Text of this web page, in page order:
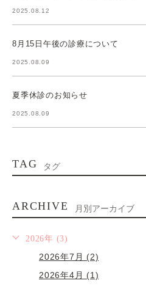
2025.08.12
8月15日午後の診療について
2025.08.09
夏季休診のお知らせ
2025.08.09
TAG タグ
ARCHIVE 月別アーカイブ
2026年 (3)
2026年7月 (2)
2026年4月 (1)